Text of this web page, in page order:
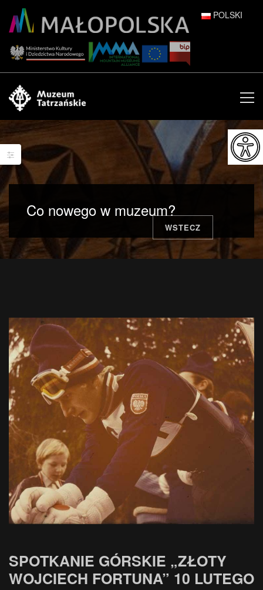
POLSKI
ENGLISH
ESPAÑOL
FRANÇAIS
ITALIANO
日本語
Co nowego w muzeum?
WSTECZ
SPOTKANIE GÓRSKIE „ZŁOTY
WOJCIECH FORTUNA” 10 LUTEGO